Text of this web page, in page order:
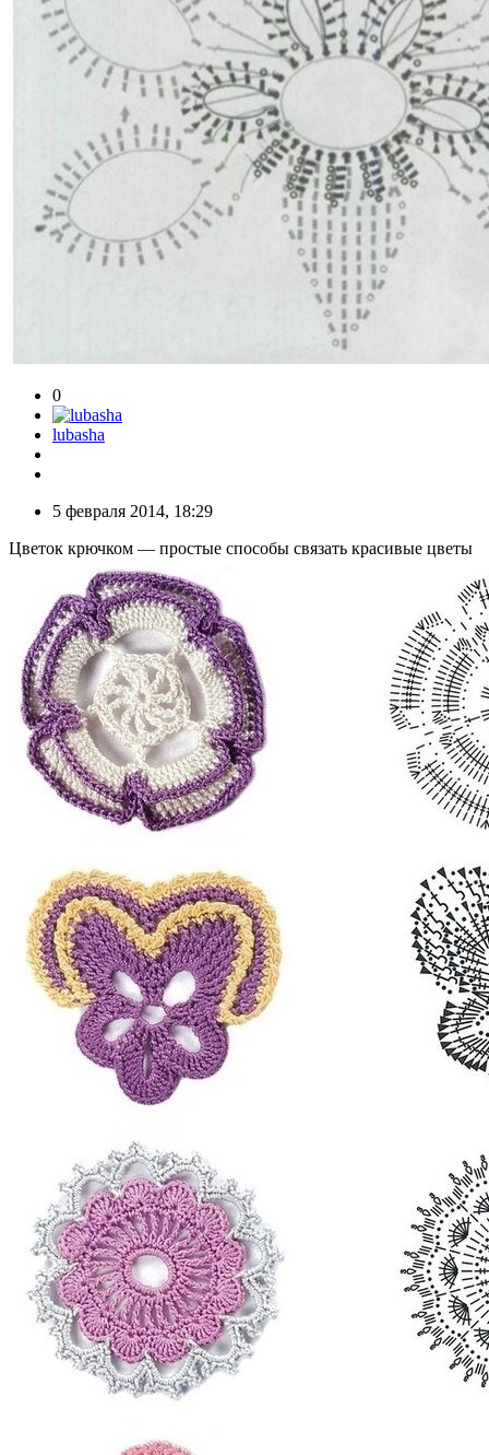
0
lubasha
5 февраля 2014, 18:29
Цветок крючком — простые способы связать красивые цветы